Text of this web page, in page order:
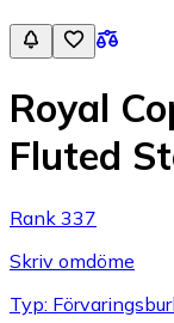
Royal
Fluted
Rank 337
Skriv omdöme
Typ: